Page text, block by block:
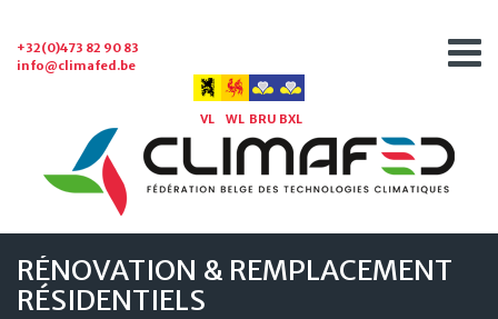
+32(0)473 82 90 83
info@climafed.be
VL WL BRU BXL
RÉNOVATION & REMPLACEMENT
RÉSIDENTIELS